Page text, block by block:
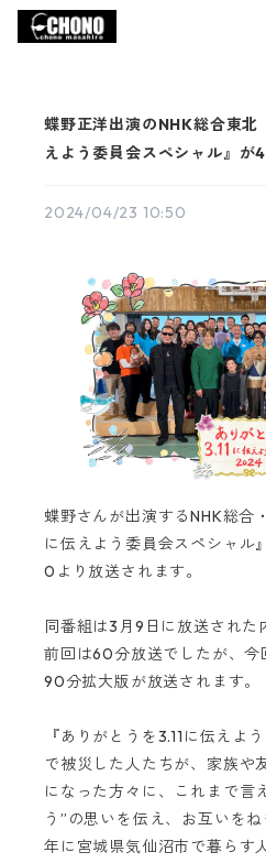
蝶野正洋出演のNHK総合東北
えよう委員会スペシャル』
2024/04/23 10:50
蝶野さんが出演するNHK総合
に伝えよう委員会スペシャル
0 より放送されます。
同番組は3 月 9 日に放送された
前回は60分放送でしたが、
90分拡大版が放送されます。
『ありがとうを3.11 に伝えよ
で被災した人たちが、家族や
になった方々に、これまで言
う”の思いを伝え、お互いをね
年に宮城県気仙沼市で暮らす